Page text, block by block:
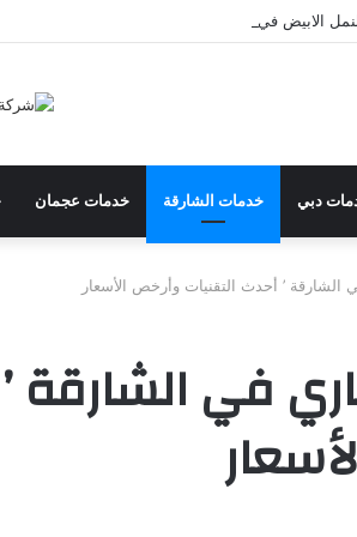
الابيض في العين 2026
دبي خدمات الشارقة خدمات عجمان
’ أحدث التقنيات وأرخص الأسعار
في الشارقة